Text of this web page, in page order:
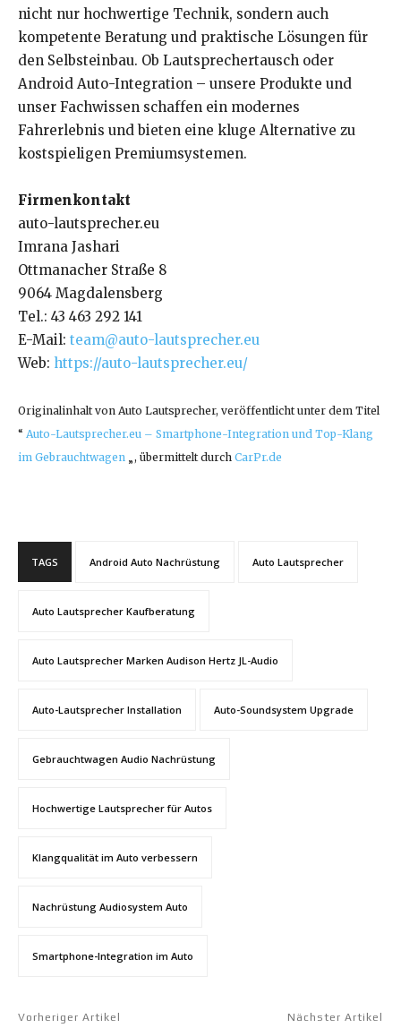
nicht nur hochwertige Technik, sondern auch
kompetente Beratung und praktische Lösungen für
den Selbsteinbau. Ob Lautsprechertausch oder
Android Auto-Integration – unsere Produkte und
unser Fachwissen schaffen ein modernes
Fahrerlebnis und bieten eine kluge Alternative zu
kostspieligen Premiumsystemen.
Firmenkontakt
auto-lautsprecher.eu
Imrana Jashari
Ottmanacher Straße 8
9064 Magdalensberg
Tel.: 43 463 292 141
E-Mail: team@auto-lautsprecher.eu
Web: https://auto-lautsprecher.eu/
Originalinhalt von Auto Lautsprecher, veröffentlicht unter dem Titel
“ Auto-Lautsprecher.eu – Smartphone-Integration und Top-Klang
im Gebrauchtwagen „, übermittelt durch CarPr.de
TAGS Android Auto Nachrüstung Auto Lautsprecher
Auto Lautsprecher Kaufberatung
Auto Lautsprecher Marken Audison Hertz JL-Audio
Auto-Lautsprecher Installation Auto-Soundsystem Upgrade
Gebrauchtwagen Audio Nachrüstung
Hochwertige Lautsprecher für Autos
Klangqualität im Auto verbessern
Nachrüstung Audiosystem Auto
Smartphone-Integration im Auto
Vorheriger Artikel Nächster Artikel